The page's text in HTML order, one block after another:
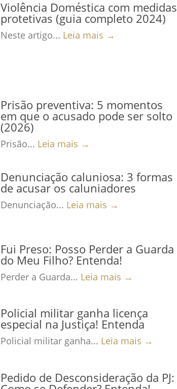
Violência Doméstica com medidas
protetivas (guia completo 2024)
Neste artigo... Leia mais →
Prisão preventiva: 5 momentos
em que o acusado pode ser solto
(2026)
Prisão... Leia mais →
Denunciação caluniosa: 3 formas
de acusar os caluniadores
Denunciação... Leia mais →
Fui Preso: Posso Perder a Guarda
do Meu Filho? Entenda!
Perder a Guarda... Leia mais →
Policial militar ganha licença
especial na Justiça! Entenda
Policial militar ganha... Leia mais →
Pedido de Desconsideração da PJ: